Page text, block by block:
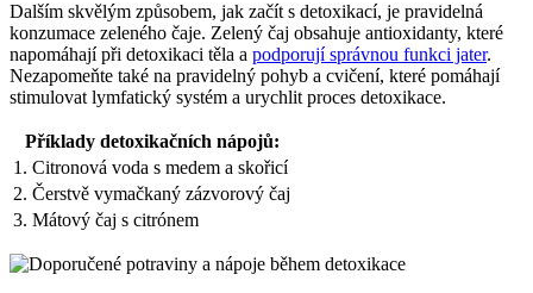
Dalším skvělým způsobem, jak ⁣začít s detoxikací,​ je pravidelná
⁢konzumace zeleného čaje. ‌Zelený čaj⁢ obsahuje antioxidanty, které
napomáhají při detoxikaci⁤ těla a podporují správnou funkci jater.
Nezapomeňte také na pravidelný pohyb a cvičení,​ které pomáhají‌
stimulovat lymfatický ⁤systém ​a urychlit proces detoxikace.
Příklady detoxikačních nápojů:
1. ‍Citronová voda s medem a skořicí
2. Čerstvě vymačkaný zázvorový čaj
3. Mátový ⁤čaj s citrónem